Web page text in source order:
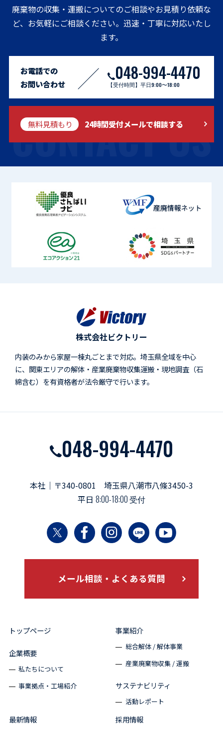
廃棄物の収集・運搬についてのご相談やお見積り依頼な
ど、お気軽にご相談ください。迅速・丁寧に対応いたし
ます。
CONTACT US
お電話での
お問い合わせ
048-994-4470
【受付時間】平日9:00〜18:00
無料見積もり 24時間受付メールで相談する
株式会社ビクトリー
内装のみから家屋一棟丸ごとまで対応。埼玉県全域を中心
に、関東エリアの解体・産業廃棄物収集運搬・現地調査（石
綿含む）を有資格者が法令厳守で行います。
048-994-4470
本社｜〒340-0801 埼玉県八潮市八條3450-3
平日 8:00-18:00 受付
メール相談・よくある質問
トップページ
企業概要
私たちについて
事業拠点・工場紹介
事業紹介
総合解体 / 解体事業
産業廃棄物収集 / 運搬
サステナビリティ
活動レポート
最新情報 採用情報